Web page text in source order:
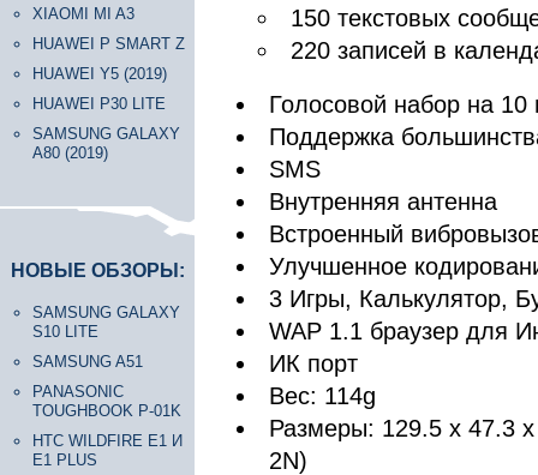
XIAOMI MI A3
HUAWEI P SMART Z
HUAWEI Y5 (2019)
HUAWEI P30 LITE
SAMSUNG GALAXY
A80 (2019)
НОВЫЕ ОБЗОРЫ:
SAMSUNG GALAXY
S10 LITE
SAMSUNG A51
PANASONIC
TOUGHBOOK P-01K
HTC WILDFIRE E1 И
E1 PLUS
150 текстовых
220 записей в
Голосовой набор на 10
Поддержка
SMS
Внутренняя антенна
Встроенный
Улучшенное
3 Игры, Калькулятор,
WAP 1.1 браузер для
ИК порт
Вес: 114g
Размеры: 129.5 x 47.3
2N)